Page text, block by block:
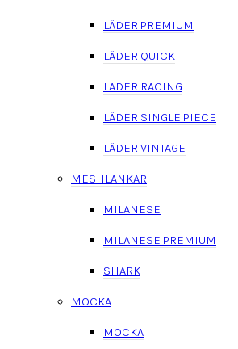
LÄDER PREMIUM
LÄDER QUICK
LÄDER RACING
LÄDER SINGLE PIECE
LÄDER VINTAGE
MESHLÄNKAR
MILANESE
MILANESE PREMIUM
SHARK
MOCKA
MOCKA